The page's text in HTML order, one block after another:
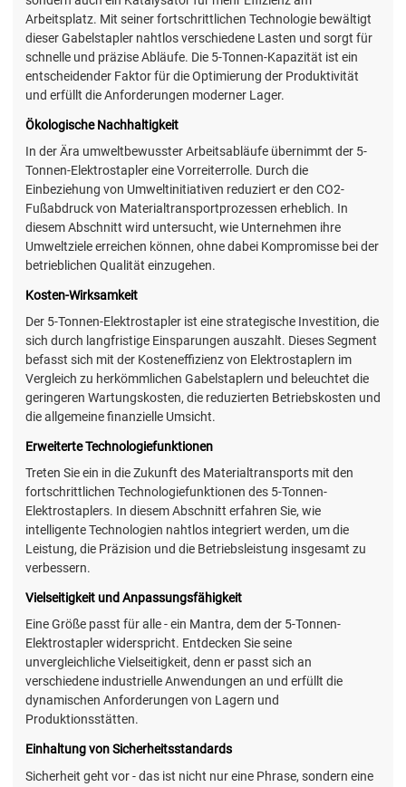
Arbeitsplatz. Mit seiner fortschrittlichen Technologie bewältigt
dieser Gabelstapler nahtlos verschiedene Lasten und sorgt für
schnelle und präzise Abläufe. Die 5-Tonnen-Kapazität ist ein
entscheidender Faktor für die Optimierung der Produktivität
und erfüllt die Anforderungen moderner Lager.
Ökologische Nachhaltigkeit
In der Ära umweltbewusster Arbeitsabläufe übernimmt der 5-
Tonnen-Elektrostapler eine Vorreiterrolle. Durch die
Einbeziehung von Umweltinitiativen reduziert er den CO2-
Fußabdruck von Materialtransportprozessen erheblich. In
diesem Abschnitt wird untersucht, wie Unternehmen ihre
Umweltziele erreichen können, ohne dabei Kompromisse bei der
betrieblichen Qualität einzugehen.
Kosten-Wirksamkeit
Der 5-Tonnen-Elektrostapler ist eine strategische Investition, die
sich durch langfristige Einsparungen auszahlt. Dieses Segment
befasst sich mit der Kosteneffizienz von Elektrostaplern im
Vergleich zu herkömmlichen Gabelstaplern und beleuchtet die
geringeren Wartungskosten, die reduzierten Betriebskosten und
die allgemeine finanzielle Umsicht.
Erweiterte Technologiefunktionen
Treten Sie ein in die Zukunft des Materialtransports mit den
fortschrittlichen Technologiefunktionen des 5-Tonnen-
Elektrostaplers. In diesem Abschnitt erfahren Sie, wie
intelligente Technologien nahtlos integriert werden, um die
Leistung, die Präzision und die Betriebsleistung insgesamt zu
verbessern.
Vielseitigkeit und Anpassungsfähigkeit
Eine Größe passt für alle - ein Mantra, dem der 5-Tonnen-
Elektrostapler widerspricht. Entdecken Sie seine
unvergleichliche Vielseitigkeit, denn er passt sich an
verschiedene industrielle Anwendungen an und erfüllt die
dynamischen Anforderungen von Lagern und
Produktionsstätten.
Einhaltung von Sicherheitsstandards
Sicherheit geht vor - das ist nicht nur eine Phrase, sondern eine